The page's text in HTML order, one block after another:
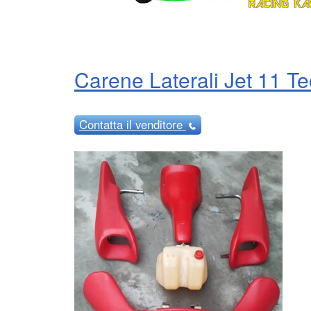
Carene Laterali Jet 11
Contattail venditore